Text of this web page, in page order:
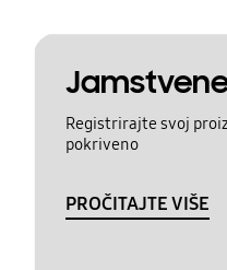
Registrirajte svoj
pokriveno
PROČITAJTE VIŠE